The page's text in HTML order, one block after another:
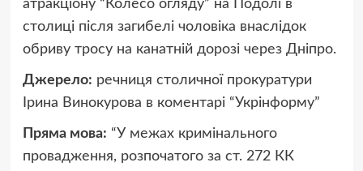
атракціону “Колесо огляду” на Подолі в
столиці після загибелі чоловіка внаслідок
обриву тросу на канатній дорозі через Дніпро.
Джерело: речниця столичної прокуратури
Ірина Винокурова в коментарі “Укрінформу”
Пряма мова: “У межах кримінального
провадження, розпочатого за ст. 272 КК